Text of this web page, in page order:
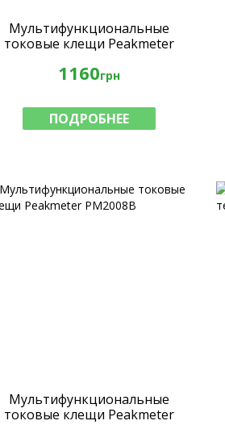
Мультифункциональные
токовые клещи Peakmeter
1160грн
ПОДРОБНЕЕ
Мультифункциональные
токовые клещи Peakmeter